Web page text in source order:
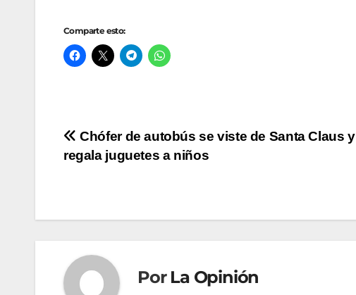
Comparte esto:
Navegación
de
Chófer de autobús se viste de Santa Claus y
regala juguetes a niños
Por La Opinión